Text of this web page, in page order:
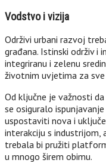
Vodstvo i vizija
Održivi urbani razvoj
građana. Istinski održiv i
integriranu i zelenu
životnim uvjetima za
Od ključne je važnosti
se osiguralo
uspostaviti nova i
interakciju s industrijom,
trebala bi pružiti
u mnogo širem obimu.